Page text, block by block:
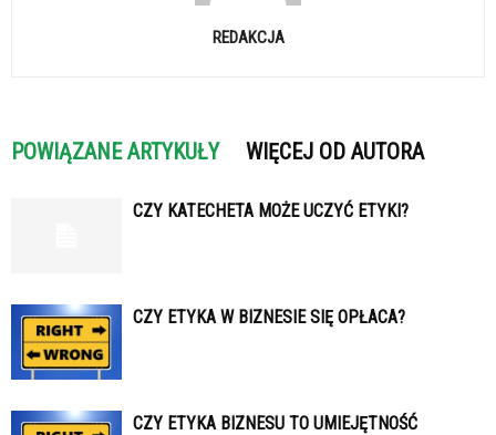
REDAKCJA
POWIĄZANE ARTYKUŁY WIĘCEJ OD AUTORA
CZY KATECHETA MOŻE UCZYĆ ETYKI?
CZY ETYKA W BIZNESIE SIĘ OPŁACA?
CZY ETYKA BIZNESU TO UMIEJĘTNOŚĆ